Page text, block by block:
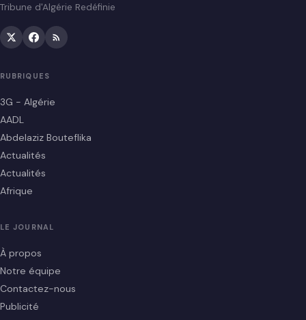
Tribune d'Algérie Redéfinie
RUBRIQUES
3G - Algérie
AADL
Abdelaziz Bouteflika
Actualités
Actualités
Afrique
LE JOURNAL
À propos
Notre équipe
Contactez-nous
Publicité